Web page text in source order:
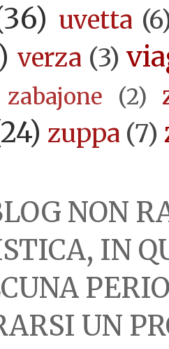
uvetta
verza (3)
zabajone (2)
zuppa (7)
NON
IN
UN